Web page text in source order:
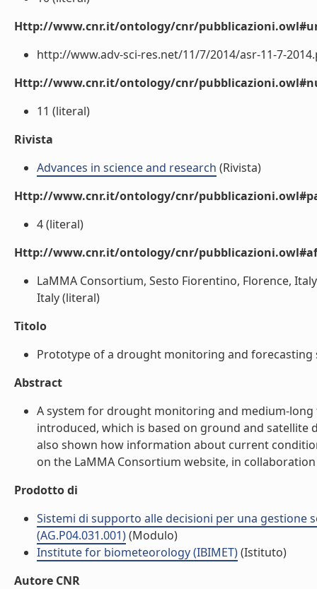
Http://www.cnr.it/ontology/cnr/
http://www.adv-sci-res.net/11/7/2014/asr-11-7-
Http://www.cnr.it/ontology/cnr/
11 (literal)
Rivista
Advances in science and research (Rivista)
Http://www.cnr.it/ontology/cnr/
4 (literal)
Http://www.cnr.it/ontology/cnr/
LaMMA Consortium, Sesto Fiorentino, Florence,
Italy (literal)
Titolo
Prototype of a drought monitoring and forecasting
Abstract
A system for drought monitoring and medium-
introduced, which is based on ground and satellite
also shown how information about current
on the LaMMA Consortium website, in
Prodotto di
Sistemi di supporto alle decisioni per una gestione
(AG.P04.031.001)(Modulo)
Institute for biometeorology (IBIMET)(Istituto)
Autore CNR